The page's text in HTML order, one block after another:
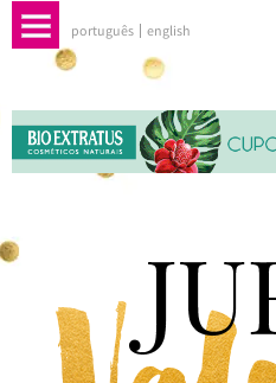
português english